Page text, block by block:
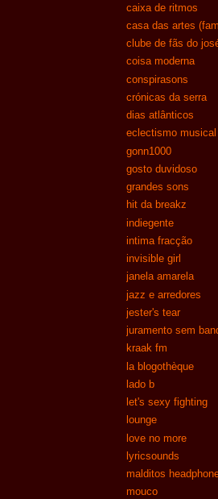
caixa de ritmos
casa das artes
clube de fãs do
coisa moderna
conspirasons
crónicas da serra
dias atlânticos
eclectismo musical
gonn1000
gosto duvidoso
grandes sons
hit da breakz
indiegente
intima fracção
invisible girl
janela amarela
jazz e arredores
jester's tear
juramento sem
kraak fm
la blogothèque
lado b
let's sexy fighting
lounge
love no more
lyricsounds
malditos
mouco